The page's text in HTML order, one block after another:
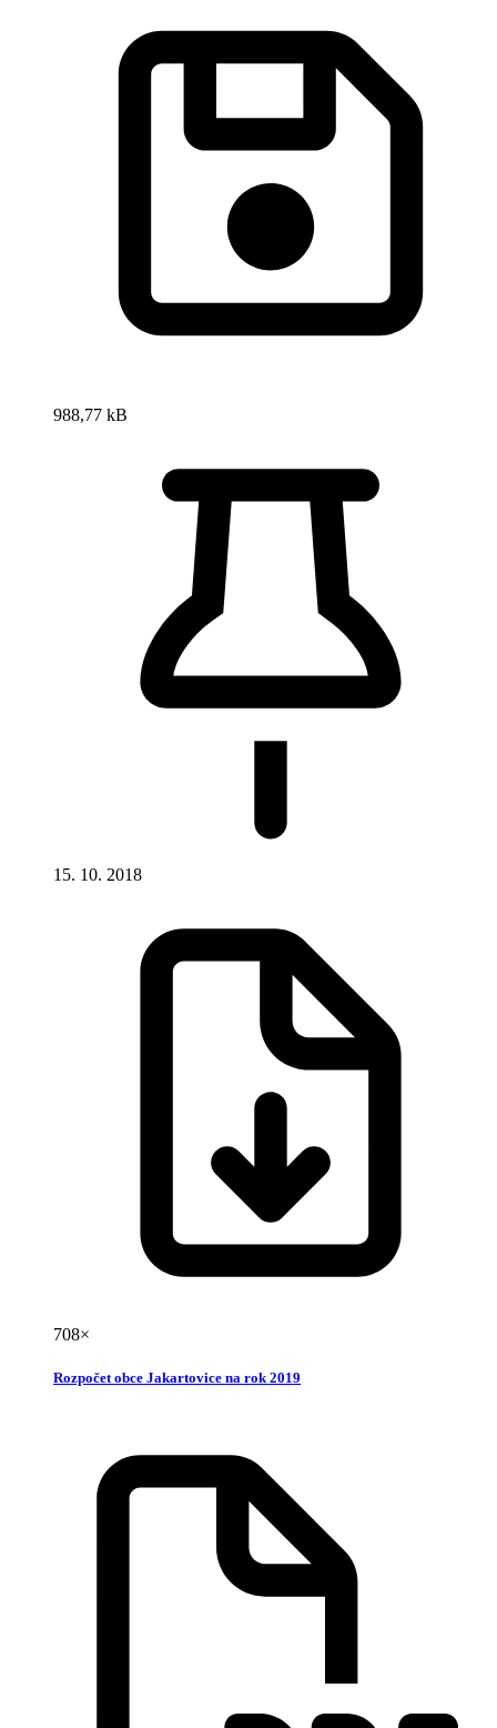
988,77 kB
15. 10. 2018
708×
Rozpočet obce Jakartovice na rok 2019